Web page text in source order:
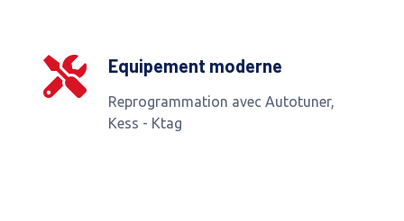
Equipement moderne
Reprogrammation avec Autotuner,
Kess - Ktag